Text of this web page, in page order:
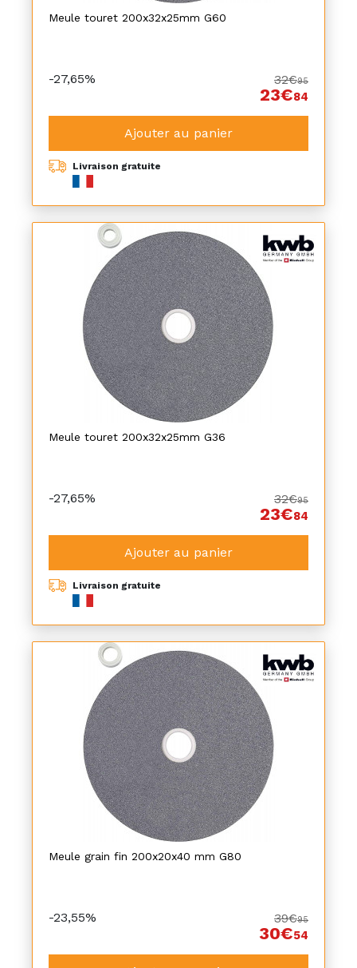
Meule touret 200x32x25mm G60
-27,65% 32€95
23€84
Ajouter au panier
Livraison gratuite
Meule touret 200x32x25mm G36
-27,65% 32€95
23€84
Ajouter au panier
Livraison gratuite
Meule grain fin 200x20x40 mm G80
-23,55% 39€95
30€54